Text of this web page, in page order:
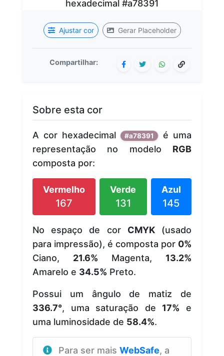
Ajustar cor Gerar Placeholder
Compartilhar:
Sobre esta cor
A cor hexadecimal #a78391
é uma
representação no modelo RGB
composta por:
Vermelho
167
Verde
131
Azul
145
No espaço de cor CMYK(usado
para impressão), é composta por 0%
Ciano, 21.6% Magenta, 13.2%
Amarelo e 34.5% Preto.
Possui um ângulo de matiz de
336.7°, uma saturação de 17% e
uma luminosidade de 58.4%.
Para ser mais WebSafe, a